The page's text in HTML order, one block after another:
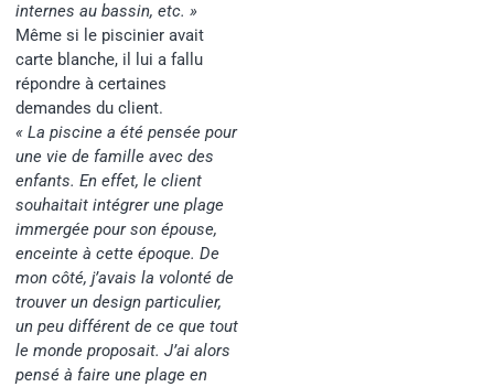
internes au bassin, etc. »
Même si le piscinier avait
carte blanche, il lui a fallu
répondre à certaines
demandes du client.
« La piscine a été pensée pour
une vie de famille avec des
enfants. En effet, le client
souhaitait intégrer une plage
immergée pour son épouse,
enceinte à cette époque. De
mon côté, j’avais la volonté de
trouver un design particulier,
un peu différent de ce que tout
le monde proposait. J’ai alors
pensé à faire une plage en